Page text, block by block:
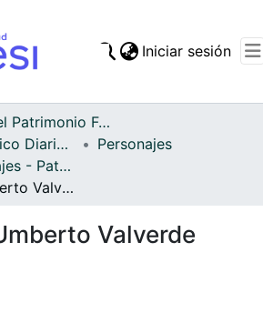
Todo DSpace
Estadísticas
Iniciar sesión
Archivo del Patrimonio Fotográfico y Fílmico del Valle del Cauca
Fondo Fotográfico Diario Occidente
Personajes
FFDO - Personajes - Patrimonial
Periodista Umberto Valverde
Valverde